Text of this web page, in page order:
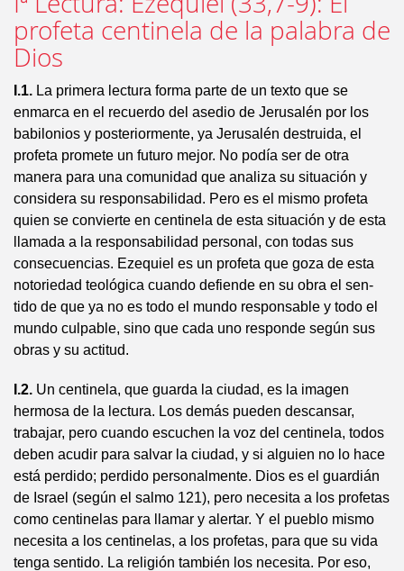
profeta centinela de la palabra de
Dios
I.1. La primera lectura forma parte de un texto que se
enmarca en el recuerdo del asedio de Jerusalén por los
babilonios y pos­teriormente, ya Jerusalén destruida, el
profeta promete un futuro mejor. No po­día ser de otra
manera para una comunidad que analiza su situación y
consi­dera su responsabilidad. Pero es el mismo profeta
quien se convierte en centinela de esta situación y de esta
llamada a la responsabilidad personal, con todas sus
consecuencias. Ezequiel es un profeta que goza de esta
notoriedad teológica cuando defiende en su obra el sen­
tido de que ya no es todo el mundo responsable y todo el
mundo culpable, sino que cada uno responde según sus
obras y su actitud.
I.2. Un centinela, que guarda la ciudad, es la imagen
hermosa de la lectura. Los demás pueden descansar,
trabajar, pero cuando escuchen la voz del centinela, todos
deben acudir para salvar la ciudad, y si alguien no lo hace
está perdido; perdido personalmente. Dios es el guardián
de Israel (según el salmo 121), pero necesita a los profetas
como centinelas para llamar y alertar. Y el pueblo mismo
necesita a los centinelas, a los profetas, para que su vida
tenga sentido. La religión también los necesita. Por eso,